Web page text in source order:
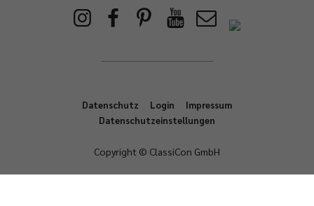
Datenschutz Login
Impressum
Datenschutzeinstellungen
Copyright © ClassiCon GmbH